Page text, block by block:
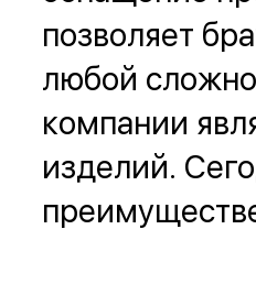
позволяет
любой
компании
изделий.